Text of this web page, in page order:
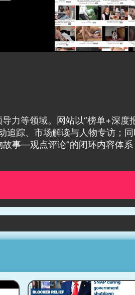
力等领域。网站以“榜单+深度
追踪、市场解读与人物专访；
事—观点评论”的闭环内容体系